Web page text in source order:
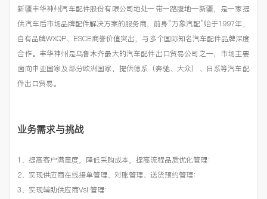
新疆丰华神州汽车配件股份有限公司地处一带一路腹地—新疆，是一家提
供汽车后市场品牌配件解决方案的服务商，前身“万象汽配”始于1997年，
自有品牌WXQP、ESCE商誉价值突出，与多个国际知名汽车配件品牌深度
合作。丰华神州是乌鲁木齐最大的汽车配件出口贸易公司之一，市场主要
面向中亚国家及部分欧洲国家，提供德系（奔驰、大众）、日系等汽车配
件出口贸易。
业务需求与挑战
1、提高客户满意度，降低采购成本，提高流程品质优化管理：
2、实现供应商在线接单管理、对账管理、送货预约管理：
3、实现辅助供应商VsI 管理：